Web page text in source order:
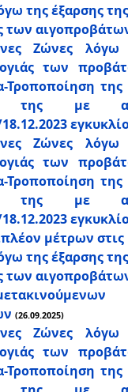
της έξαρσης
των
Ζώνες λόγω
των
Τροποποίηση
με
Ζώνες λόγω
των
Τροποποίηση
με
μέτρων στις
της έξαρσης
των
(26.09.2025)
Ζώνες λόγω
των
Τροποποίηση